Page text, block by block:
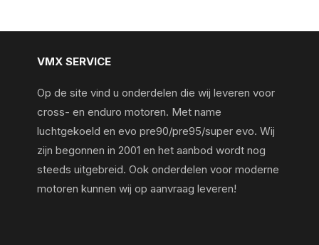
VMX SERVICE
Op de site vind u onderdelen die wij leveren voor
cross- en enduro motoren. Met name
luchtgekoeld en evo pre90/pre95/super evo. Wij
zijn begonnen in 2001 en het aanbod wordt nog
steeds uitgebreid. Ook onderdelen voor moderne
motoren kunnen wij op aanvraag leveren!